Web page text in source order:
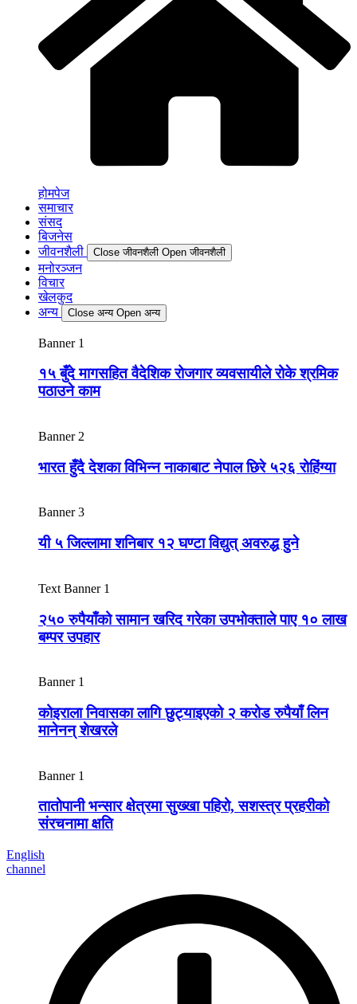
होमपेज
समाचार
संसद
बिजनेस
जीवनशैली
Close जीवनशैली Open जीवनशैली
मनोरञ्जन
विचार
खेलकुद
अन्य
Close अन्य Open अन्य
Banner 1
१५ बुँदे मागसहित वैदेशिक रोजगार व्यवसायीले रोके श्रमिक
पठाउने काम
Banner 2
भारत हुँदै देशका विभिन्न नाकाबाट नेपाल छिरे ५२६ रोहिंग्या
Banner 3
यी ५ जिल्लामा शनिबार १२ घण्टा विद्युत् अवरुद्ध हुने
Text Banner 1
२५० रुपैयाँको सामान खरिद गरेका उपभोक्ताले पाए १० लाख
बम्पर उपहार
Banner 1
कोइराला निवासका लागि छुट्याइएको २ करोड रुपैयाँ लिन
मानेनन् शेखरले
Banner 1
तातोपानी भन्सार क्षेत्रमा सुख्खा पहिरो, सशस्त्र प्रहरीको
संरचनामा क्षति
English
channel